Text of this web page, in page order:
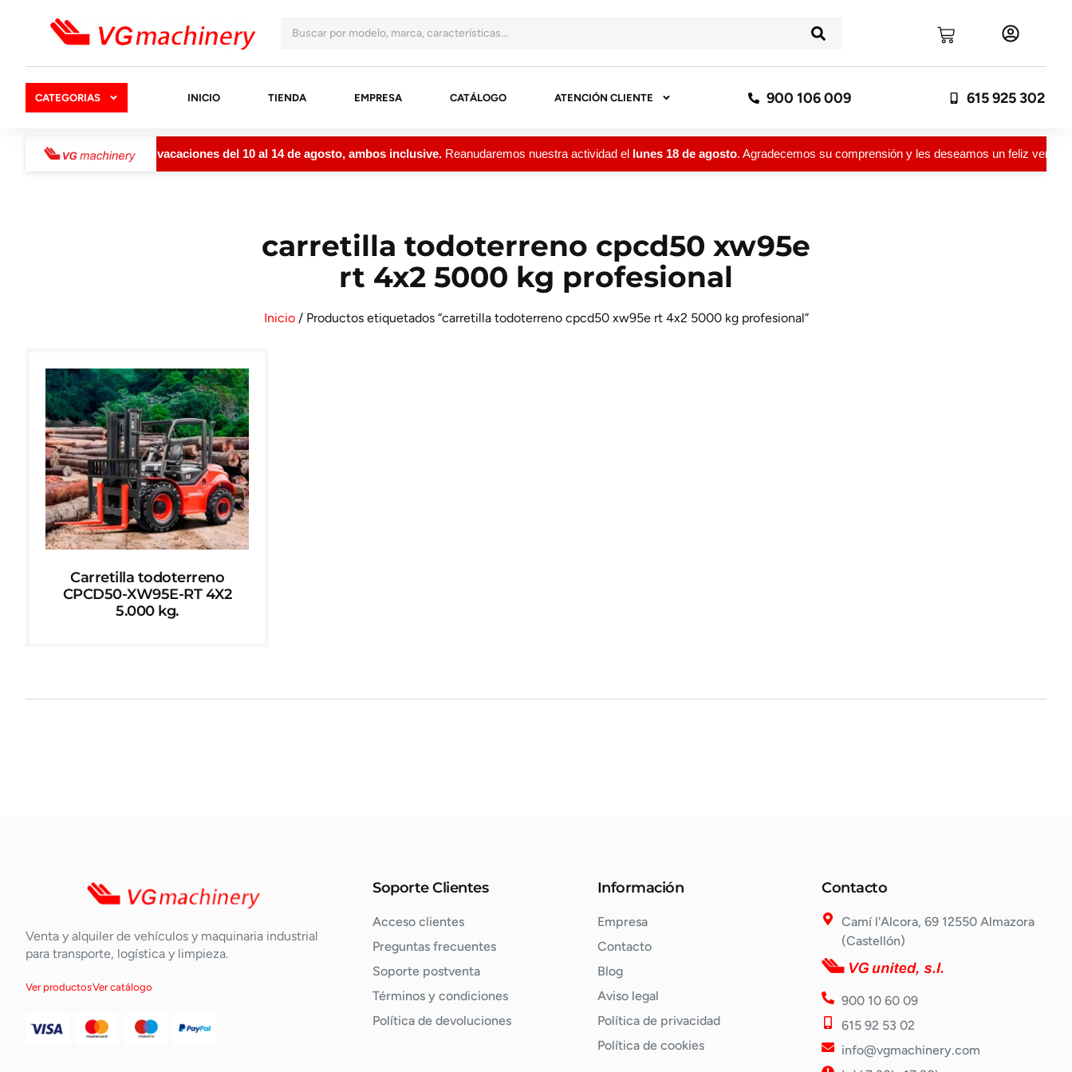
CATEGORIAS INICIO TIENDA EMPRESA CATÁLOGO ATENCIÓN CLIENTE 900 106 009 615 925 302
cerrada por vacaciones del 10 al 14 de agosto, ambos inclusive.Reanudaremos nuestra actividad el lunes 18 de agosto. Agradecemos su comprensión y les deseamos un feliz verano.
carretilla todoterreno cpcd50 xw95e
rt 4x2 5000 kg profesional
Inicio/ Productos etiquetados “carretilla todoterreno cpcd50 xw95e rt 4x2 5000 kg profesional”
Carretilla todoterreno
CPCD50-XW95E-RT 4X2
5.000 kg.
Venta y alquiler de vehículos y maquinaria industrial
para transporte, logística y limpieza.
Ver productosVer catálogo
Soporte Clientes
Acceso clientes
Preguntas frecuentes
Soporte postventa
Términos y condiciones
Política de devoluciones
Información
Empresa
Contacto
Blog
Aviso legal
Política de privacidad
Política de cookies
Contacto
Camí l'Alcora, 69 12550 Almazora
(Castellón)
900 10 60 09
615 92 53 02
info@vgmachinery.com